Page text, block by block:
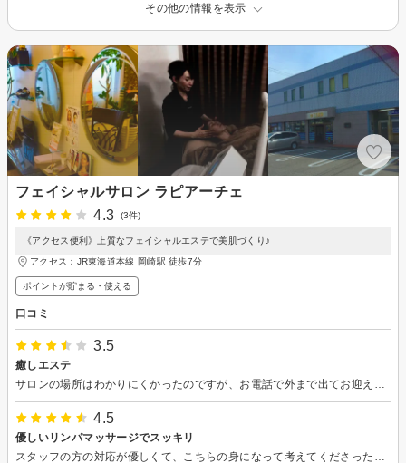
その他の情報を表示
フェイシャルサロン ラピアーチェ
4.3
(3件)
《アクセス便利》上質なフェイシャルエステで美肌づくり♪
アクセス：JR東海道本線 岡崎駅 徒歩7分
ポイントが貯まる・使える
口コミ
3.5
癒しエステ
4.5
優しいリンパマッサージでスッキリ